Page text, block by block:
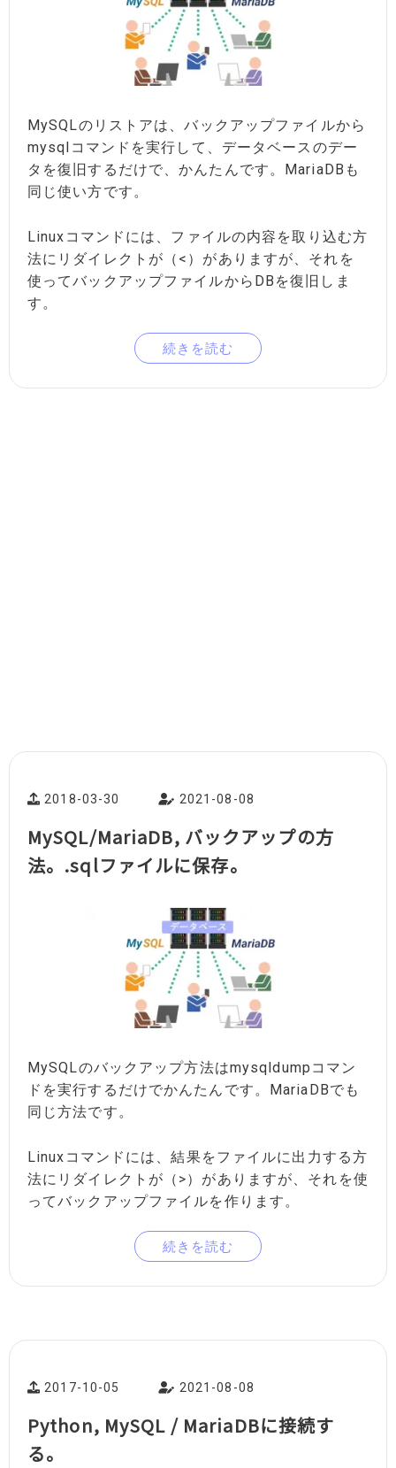
MySQLのリストアは、バックアップファイルから
mysqlコマンドを実行して、データベースのデー
タを復旧するだけで、かんたんです。MariaDBも
同じ使い方です。
Linuxコマンドには、ファイルの内容を取り込む方
法にリダイレクトが（<）がありますが、それを
使ってバックアップファイルからDBを復旧しま
す。
続きを読む
2018-03-30 2021-08-08
MySQL/MariaDB, バックアップの方
法。.sqlファイルに保存。
MySQLのバックアップ方法はmysqldumpコマン
ドを実行するだけでかんたんです。MariaDBでも
同じ方法です。
Linuxコマンドには、結果をファイルに出力する方
法にリダイレクトが（>）がありますが、それを使
ってバックアップファイルを作ります。
続きを読む
2017-10-05 2021-08-08
Python, MySQL / MariaDBに接続す
る。